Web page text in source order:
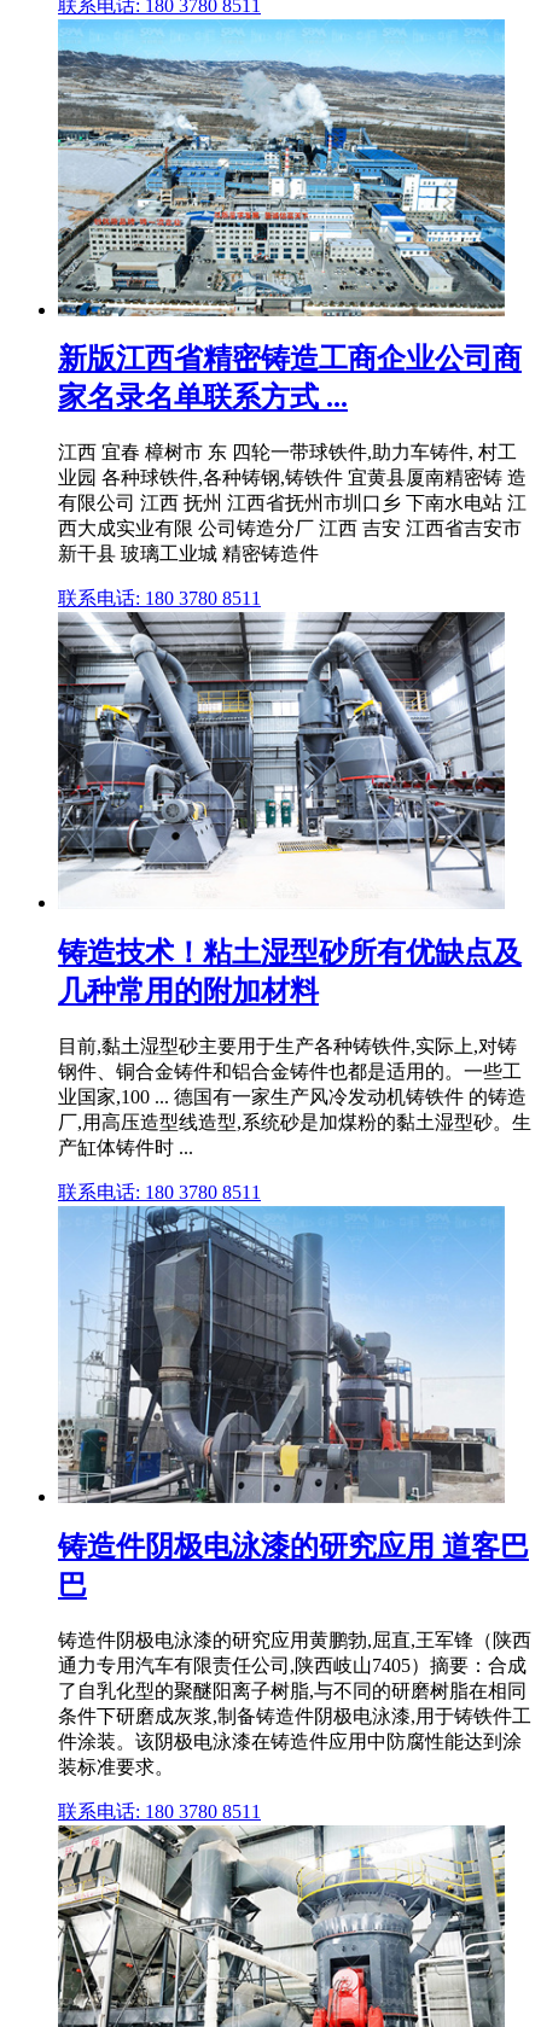
联系电话: 180 3780 8511
新版江西省精密铸造工商企业公司商
家名录名单联系方式 ...
江西 宜春 樟树市 东 四轮一带球铁件,助力车铸件, 村工
业园 各种球铁件,各种铸钢,铸铁件 宜黄县厦南精密铸 造
有限公司 江西 抚州 江西省抚州市圳口乡 下南水电站 江
西大成实业有限 公司铸造分厂 江西 吉安 江西省吉安市
新干县 玻璃工业城 精密铸造件
联系电话: 180 3780 8511
铸造技术！粘土湿型砂所有优缺点及
几种常用的附加材料
目前,黏土湿型砂主要用于生产各种铸铁件,实际上,对铸
钢件、铜合金铸件和铝合金铸件也都是适用的。一些工
业国家,100 ... 德国有一家生产风冷发动机铸铁件 的铸造
厂,用高压造型线造型,系统砂是加煤粉的黏土湿型砂。生
产缸体铸件时 ...
联系电话: 180 3780 8511
铸造件阴极电泳漆的研究应用 道客巴
巴
铸造件阴极电泳漆的研究应用黄鹏勃,屈直,王军锋（陕西
通力专用汽车有限责任公司,陕西岐山7405）摘要：合成
了自乳化型的聚醚阳离子树脂,与不同的研磨树脂在相同
条件下研磨成灰浆,制备铸造件阴极电泳漆,用于铸铁件工
件涂装。该阴极电泳漆在铸造件应用中防腐性能达到涂
装标准要求。
联系电话: 180 3780 8511